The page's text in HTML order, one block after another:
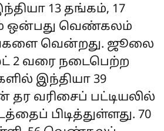
13 தங்கம், 17
ஒன்பது வெண்கலம்
வென்றது. ஜூலை
2 வரை நடைபெற்ற
இந்தியா 39
வரிசைப் பட்டியலில்
பிடித்துள்ளது. 70